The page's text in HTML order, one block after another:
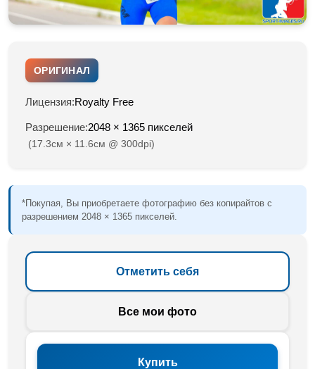
ОРИГИНАЛ
Лицензия:Royalty Free
Разрешение:2048 × 1365 пикселей
(17.3см × 11.6см @ 300dpi)
*Покупая, Вы приобретаете фотографию без копирайтов с
разрешением 2048 × 1365 пикселей.
Отметить себя
Все мои фото
Купить